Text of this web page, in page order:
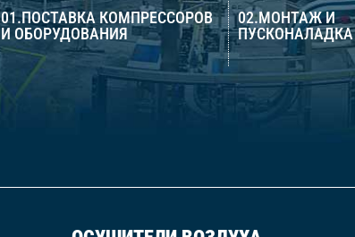
01.ПОСТАВКА КОМПРЕССОРОВ
И ОБОРУДОВАНИЯ
02.МОНТАЖ И
ПУСКОНАЛАДКА